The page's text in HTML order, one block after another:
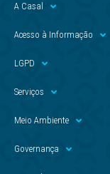
A Casal
Acesso à Informação
LGPD
Serviços
Meio Ambiente
Governança